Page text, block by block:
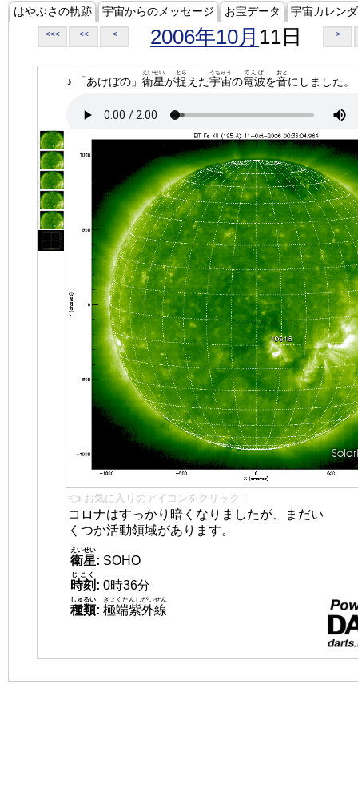
はやぶさの軌跡 宇宙からのメッセージ お宝データ 宇宙カレン
<<< << < 2006年10月 11日 >
♪ 「あけぼの」 衛星
えいせい
が捉
とら
えた宇宙
うちゅう
の電波
でんぱ
を音
おと
にしました。
👈 お気に入りのアイコンをクリック！
コロナはすっかり暗くなりましたが、まだい
くつか活動領域があります。
衛星
えいせい
: SOHO
時刻
じこく
: 0時36分
種類
しゅるい
: 極端紫外線
きょくたんしがいせん